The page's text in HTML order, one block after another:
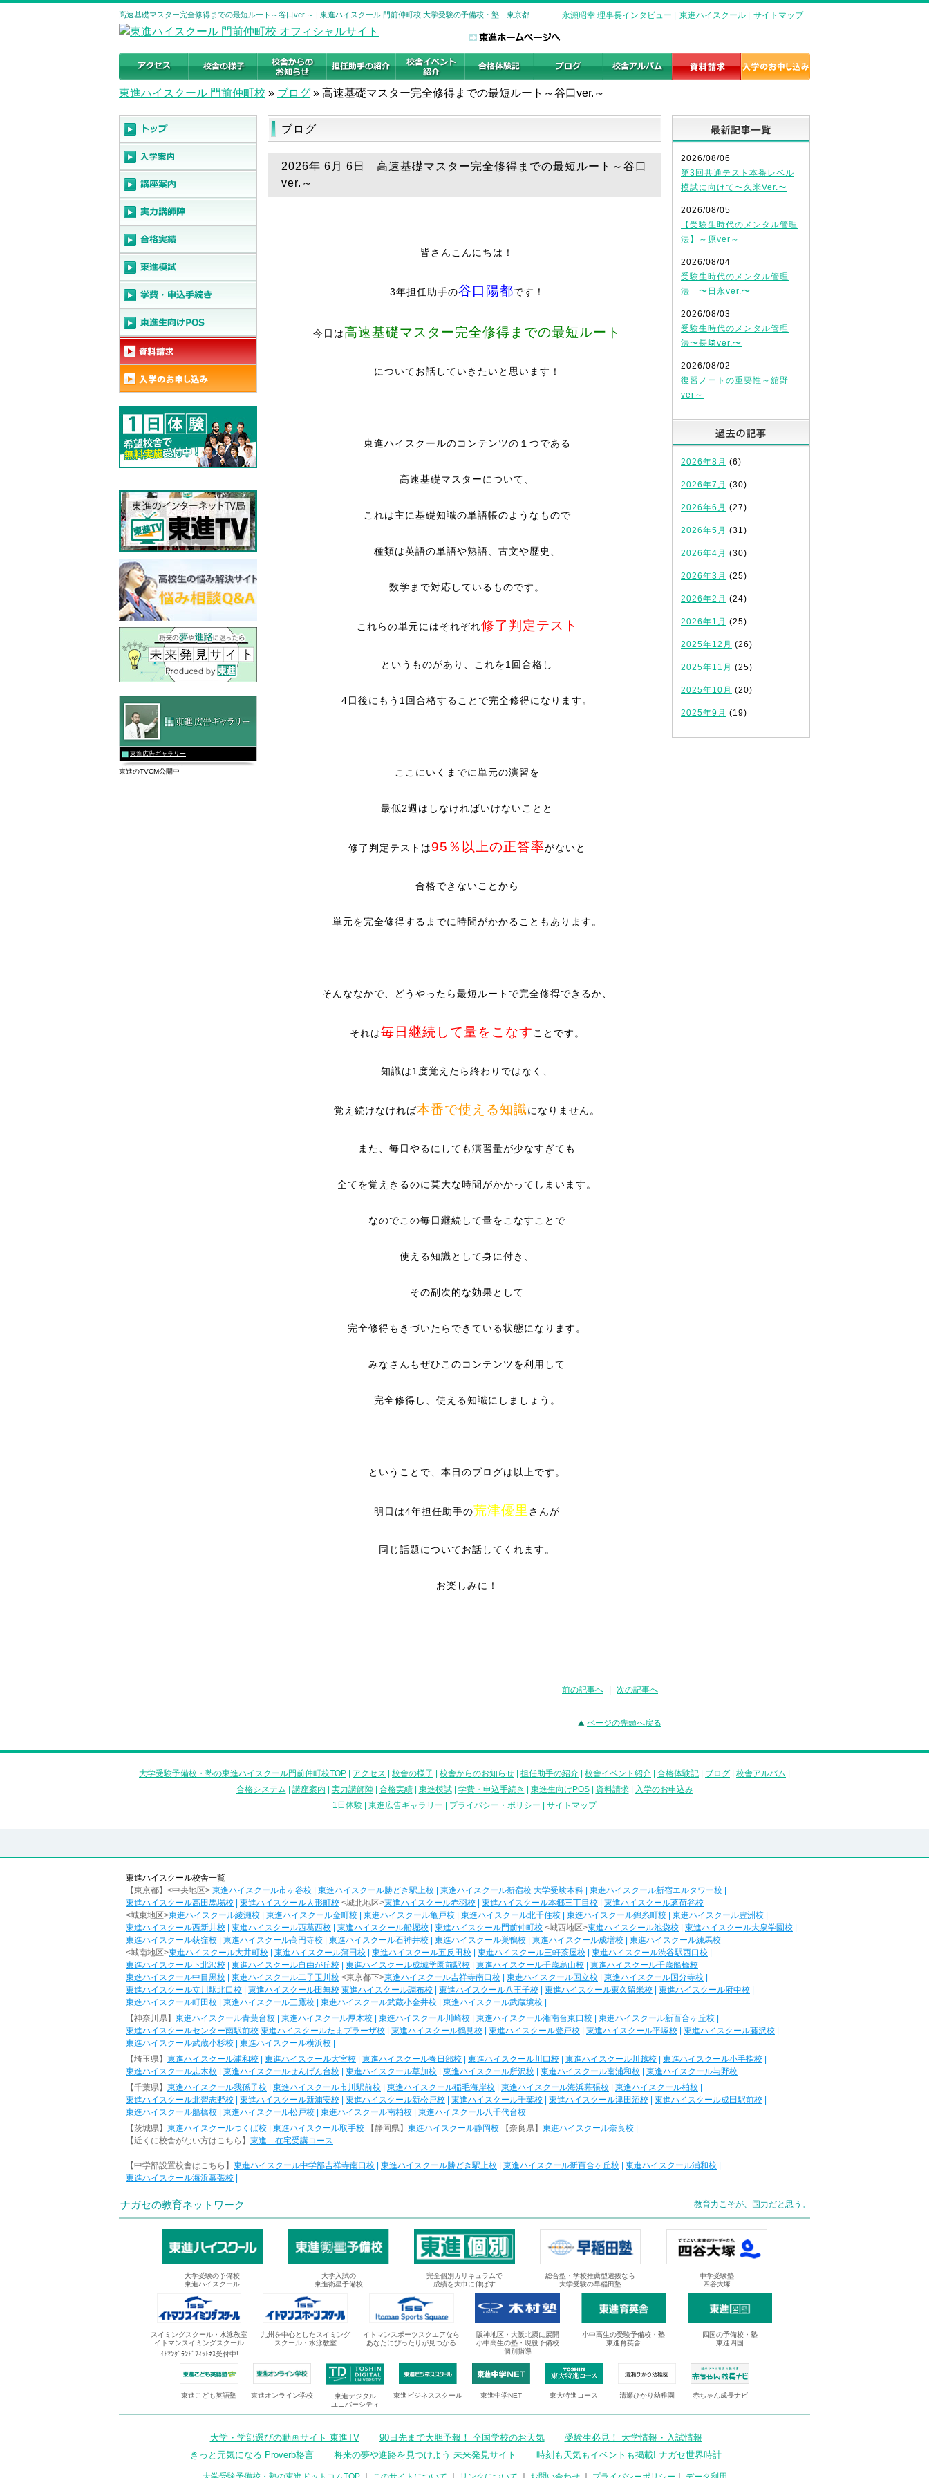
高速基礎マスター完全修得までの最短ルート～谷口ver.～ | 東進ハイスクール 門前仲町校 大学受験の予備校・塾｜東京都 永瀬昭幸 理事長インタビュー 東進ハイスクール サイトマップ
東進ハイスクール 門前仲町校 » ブログ » 高速基礎マスター完全修得までの最短ルート～谷口ver.～
ブログ
2026年 6月 6日 高速基礎マスター完全修得までの最短ルート～谷口
ver.～
皆さんこんにちは！
3年担任助手の谷口陽都です！
今日は高速基礎マスター完全修得までの最短ルート
についてお話していきたいと思います！
東進ハイスクールのコンテンツの１つである
高速基礎マスターについて、
これは主に基礎知識の単語帳のようなもので
種類は英語の単語や熟語、古文や歴史、
数学まで対応しているものです。
これらの単元にはそれぞれ修了判定テスト
というものがあり、これを1回合格し
4日後にもう1回合格することで完全修得になります。
ここにいくまでに単元の演習を
最低2週はしなければいけないことと
修了判定テストは95％以上の正答率がないと
合格できないことから
単元を完全修得するまでに時間がかかることもあります。
そんななかで、どうやったら最短ルートで完全修得できるか、
それは毎日継続して量をこなす ことです。
知識は1度覚えたら終わりではなく、
覚え続けなければ本番で使える知識になりません。
また、毎日やるにしても演習量が少なすぎても
全てを覚えきるのに莫大な時間がかかってしまいます。
なのでこの毎日継続して量をこなすことで
使える知識として身に付き、
その副次的な効果として
完全修得もきづいたらできている状態になります。
みなさんもぜひこのコンテンツを利用して
完全修得し、使える知識にしましょう。
ということで、本日のブログは以上です。
明日は4年担任助手の荒津優里 さんが
同じ話題についてお話してくれます。
お楽しみに！
前の記事へ 次の記事へ
ページの先頭へ戻る
2026/08/06
第3回共通テスト本番レベル
模試に向けて〜久米Ver.〜
2026/08/05
【受験生時代のメンタル管理
法】～原ver～
2026/08/04
受験生時代のメンタル管理
法 〜日永ver.〜
2026/08/03
受験生時代のメンタル管理
法〜長﨑ver.〜
2026/08/02
復習ノートの重要性～舘野
ver～
2026年8月 (6)
2026年7月 (30)
2026年6月 (27)
2026年5月 (31)
2026年4月 (30)
2026年3月 (25)
2026年2月 (24)
2026年1月 (25)
2025年12月 (26)
2025年11月 (25)
2025年10月 (20)
2025年9月 (19)
東進広告ギャラリー
東進のTVCM公開中
大学受験予備校・塾の東進ハイスクール門前仲町校TOP アクセス 校舎の様子 校舎からのお知らせ 担任助手の紹介 校舎イベント紹介 合格体験記 ブログ 校舎アルバム
合格システム
講座案内 実力講師陣| 合格実績| 東進模試| 学費・申込手続き 東進生向けPOS| 資料請求|
入学のお申込み
1日体験
東進広告ギャラリー プライバシー・ポリシー サイトマップ
東進ハイスクール校舎一覧
【東京都】<中央地区> 東進ハイスクール市ヶ谷校 東進ハイスクール勝どき駅上校 東進ハイスクール新宿校 大学受験本科 東進ハイスクール新宿エルタワー校
東進ハイスクール高田馬場校
東進ハイスクール人形町校 <城北地区>東進ハイスクール赤羽校 東進ハイスクール本郷三丁目校
東進ハイスクール茗荷谷校
<城東地区>東進ハイスクール綾瀬校 東進ハイスクール金町校 東進ハイスクール亀戸校 東進ハイスクール北千住校 東進ハイスクール錦糸町校 東進ハイスクール豊洲校
東進ハイスクール西新井校
東進ハイスクール西葛西校 東進ハイスクール船堀校 東進ハイスクール門前仲町校 <城西地区>東進ハイスクール池袋校 東進ハイスクール大泉学園校
東進ハイスクール荻窪校
東進ハイスクール高円寺校 東進ハイスクール石神井校 東進ハイスクール巣鴨校 東進ハイスクール成増校
東進ハイスクール練馬校
<城南地区>東進ハイスクール大井町校 東進ハイスクール蒲田校 東進ハイスクール五反田校 東進ハイスクール三軒茶屋校 東進ハイスクール渋谷駅西口校
東進ハイスクール下北沢校
東進ハイスクール自由が丘校 東進ハイスクール成城学園前駅校 東進ハイスクール千歳烏山校
東進ハイスクール千歳船橋校
東進ハイスクール中目黒校
東進ハイスクール二子玉川校 <東京都下>東進ハイスクール吉祥寺南口校 東進ハイスクール国立校 東進ハイスクール国分寺校
東進ハイスクール立川駅北口校
東進ハイスクール田無校 東進ハイスクール調布校 東進ハイスクール八王子校 東進ハイスクール東久留米校 東進ハイスクール府中校
東進ハイスクール町田校
東進ハイスクール三鷹校 東進ハイスクール武蔵小金井校 東進ハイスクール武蔵境校
【神奈川県】 東進ハイスクール青葉台校 東進ハイスクール厚木校 東進ハイスクール川崎校 東進ハイスクール湘南台東口校 東進ハイスクール新百合ヶ丘校
東進ハイスクールセンター南駅前校 東進ハイスクールたまプラーザ校 東進ハイスクール鶴見校 東進ハイスクール登戸校 東進ハイスクール平塚校 東進ハイスクール藤沢校
東進ハイスクール武蔵小杉校
東進ハイスクール横浜校
【埼玉県】 東進ハイスクール浦和校 東進ハイスクール大宮校 東進ハイスクール春日部校 東進ハイスクール川口校 東進ハイスクール川越校 東進ハイスクール小手指校
東進ハイスクール志木校
東進ハイスクールせんげん台校 東進ハイスクール草加校 東進ハイスクール所沢校 東進ハイスクール南浦和校
東進ハイスクール与野校
【千葉県】 東進ハイスクール我孫子校 東進ハイスクール市川駅前校 東進ハイスクール稲毛海岸校 東進ハイスクール海浜幕張校 東進ハイスクール柏校
東進ハイスクール北習志野校
東進ハイスクール新浦安校 東進ハイスクール新松戸校 東進ハイスクール千葉校 東進ハイスクール津田沼校 東進ハイスクール成田駅前校
東進ハイスクール船橋校
東進ハイスクール松戸校 東進ハイスクール南柏校
東進ハイスクール八千代台校
【茨城県】 東進ハイスクールつくば校 東進ハイスクール取手校 【静岡県】 東進ハイスクール静岡校 【奈良県】 東進ハイスクール奈良校
【近くに校舎がない方はこちら】 東進 在宅受講コース
【中学部設置校舎はこちら】 東進ハイスクール中学部吉祥寺南口校 東進ハイスクール勝どき駅上校 東進ハイスクール新百合ヶ丘校 東進ハイスクール浦和校
東進ハイスクール海浜幕張校
ナガセの教育ネットワーク 教育力こそが、国力だと思う。
大学受験の予備校
東進ハイスクール
大学入試の
東進衛星予備校
完全個別カリキュラムで
成績を大巾に伸ばす
総合型・学校推薦型選抜なら
大学受験の早稲田塾
中学受験塾
四谷大塚
スイミングスクール・水泳教室
イトマンスイミングスクール
ｲﾄﾏﾝｸﾞﾗﾝﾄﾞﾌｨｯﾄﾈｽ受付中!
九州を中心としたスイミング
スクール・水泳教室
イトマンスポーツスクエアなら
あなたにぴったりが見つかる
阪神地区・大阪北摂に展開
小中高生の塾・現役予備校
個別指導
小中高生の受験予備校・塾
東進育英舎
四国の予備校・塾
東進四国
東進こども英語塾 東進オンライン学校
東進デジタル
ユニバーシティ
東進ビジネススクール 東進中学NET 東大特進コース 清瀬ひかり幼稚園 赤ちゃん成長ナビ
大学・学部選びの動画サイト 東進TV 90日先まで大胆予報！ 全国学校のお天気
受験生必見！ 大学情報・入試情報
きっと元気になる Proverb格言
将来の夢や進路を見つけよう 未来発見サイト 時刻も天気もイベントも掲載! ナガセ世界時計